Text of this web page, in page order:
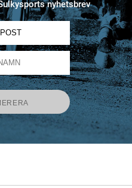
nyhetsbrev